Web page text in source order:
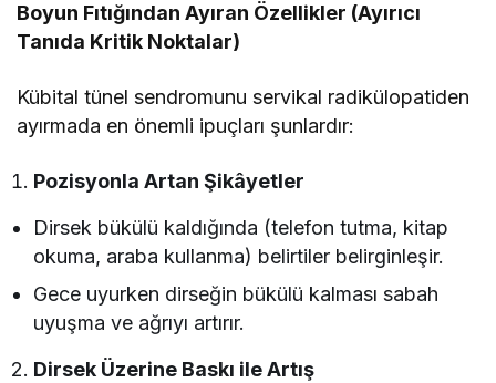
Boyun Fıtığından Ayıran Özellikler (Ayırıcı
Tanıda Kritik Noktalar)
Kübital tünel sendromunu servikal radikülopatiden
ayırmada en önemli ipuçları şunlardır:
Pozisyonla Artan Şikâyetler
Dirsek bükülü kaldığında (telefon tutma, kitap
okuma, araba kullanma) belirtiler belirginleşir.
Gece uyurken dirseğin bükülü kalması sabah
uyuşma ve ağrıyı artırır.
Dirsek Üzerine Baskı ile Artış